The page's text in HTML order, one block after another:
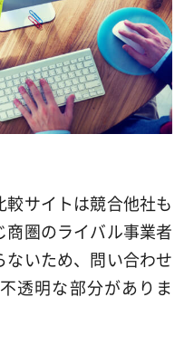
サイトは競合他社も
圏のライバル事業者
ないため、問い合わせ
透明な部分がありま